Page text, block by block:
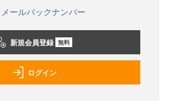
メールバックナンバー
新規会員登録 無料
ログイン